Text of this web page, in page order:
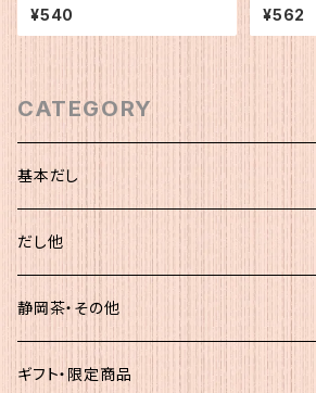
¥540 ¥562
CATEGORY
基本だし
化粧袋（5ｇ×12）
簡易（5ｇ×30）
大袋
だし他
静岡茶・その他
静岡茶
ギフト・限定商品